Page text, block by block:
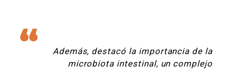
Además, destacó la importancia de la
microbiota intestinal, un complejo